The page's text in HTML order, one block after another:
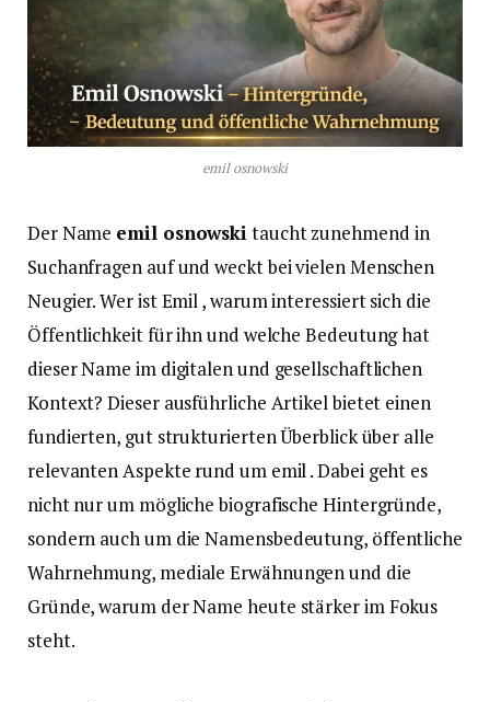
emil osnowski
Der Name emil osnowski taucht zunehmend in
Suchanfragen auf und weckt bei vielen Menschen
Neugier. Wer ist Emil , warum interessiert sich die
Öffentlichkeit für ihn und welche Bedeutung hat
dieser Name im digitalen und gesellschaftlichen
Kontext? Dieser ausführliche Artikel bietet einen
fundierten, gut strukturierten Überblick über alle
relevanten Aspekte rund um emil . Dabei geht es
nicht nur um mögliche biografische Hintergründe,
sondern auch um die Namensbedeutung, öffentliche
Wahrnehmung, mediale Erwähnungen und die
Gründe, warum der Name heute stärker im Fokus
steht.